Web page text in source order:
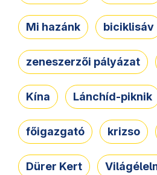
Mi hazánk biciklisáv
zeneszerzői pályázat
Kína Lánchíd-piknik
főigazgató krizso
Dürer Kert